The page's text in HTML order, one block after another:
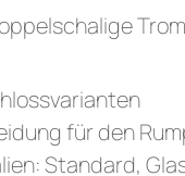
für den
Standard,